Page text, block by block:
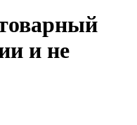
и не